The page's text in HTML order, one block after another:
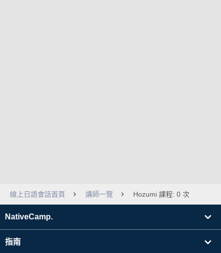
線上日語會話首頁 講師一覽 Hozumi 課程: 0 次
NativeCamp.
指南